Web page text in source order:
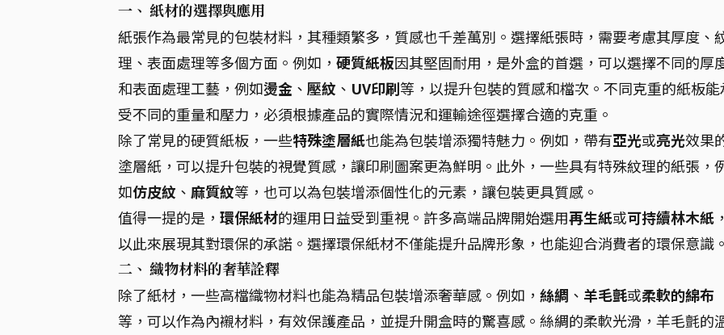
一、 紙材的選擇與應用
紙張作為最常見的包裝材料，其種類繁多，質感也千差萬別。選擇紙張時，需要考慮其厚度、
理、表面處理等多個方面。例如， 硬質紙板因其堅固耐用，是外盒的首選，可以選擇不同的厚
和表面處理工藝，例如燙金 、 壓紋 、 UV印刷等，以提升包裝的質感和檔次。不同克重的紙板能
受不同的重量和壓力，必須根據產品的實際情況和運輸途徑選擇合適的克重。
除了常見的硬質紙板，一些特殊塗層紙也能為包裝增添獨特魅力。例如，帶有亞光或亮光效果
塗層紙，可以提升包裝的視覺質感，讓印刷圖案更為鮮明。此外，一些具有特殊紋理的紙張，
如仿皮紋 、 麻質紋等，也可以為包裝增添個性化的元素，讓包裝更具質感。
值得一提的是， 環保紙材的運用日益受到重視。許多高端品牌開始選用再生紙或可持續林木紙 ，
以此來展現其對環保的承諾。選擇環保紙材不僅能提升品牌形象，也能迎合消費者的環保意識。
二、 織物材料的奢華詮釋
除了紙材，一些高檔織物材料也能為精品包裝增添奢華感。例如， 絲綢 、 羊毛氈或柔軟的綿布
等，可以作為內襯材料，有效保護產品，並提升開盒時的驚喜感。絲綢的柔軟光滑，羊毛氈的